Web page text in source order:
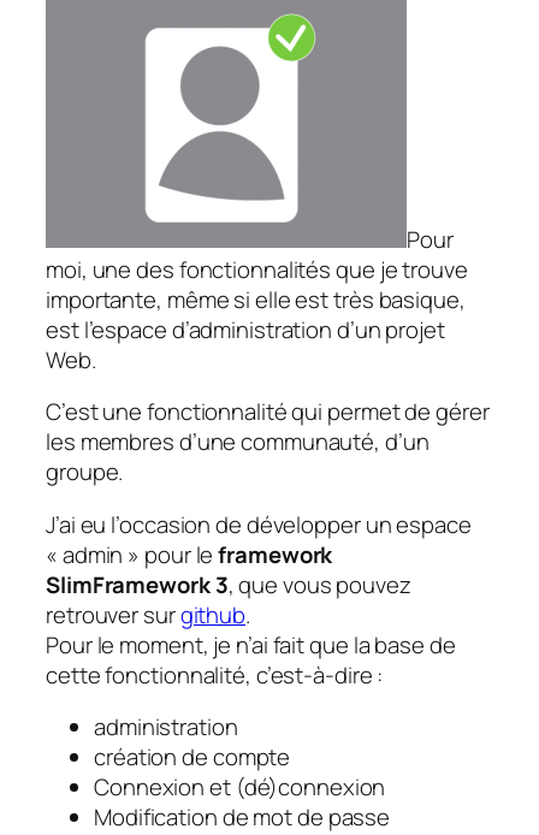
Pour
moi, une des fonctionnalités que je trouve
importante, même si elle est très basique,
est l’espace d’administration d’un projet
Web.
C’est une fonctionnalité qui permet de gérer
les membres d’une communauté, d’un
groupe.
J’ai eu l’occasion de développer un espace
« admin » pour leframework
SlimFramework 3, que vous pouvez
retrouver surgithub.
Pour le moment, je n’ai fait que la base de
cette fonctionnalité, c’est-à-dire :
administration
création de compte
Connexion et (dé)connexion
Modification de mot de passe